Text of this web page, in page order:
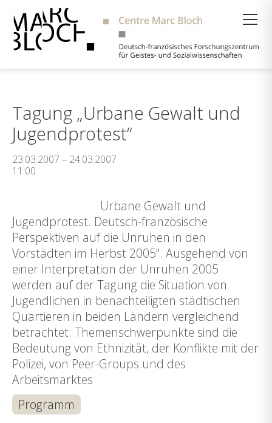
Tagung „Urbane Gewalt und
Jugendprotest“
23.03.2007 – 24.03.2007
11:00
Urbane Gewalt und
Jugendprotest. Deutsch-französische
Perspektiven auf die Unruhen in den
Vorstädten im Herbst 2005". Ausgehend von
einer Interpretation der Unruhen 2005
werden auf der Tagung die Situation von
Jugendlichen in benachteiligten städtischen
Quartieren in beiden Ländern vergleichend
betrachtet. Themenschwerpunkte sind die
Bedeutung von Ethnizität, der Konflikte mit der
Polizei, von Peer-Groups und des
Arbeitsmarktes
Programm